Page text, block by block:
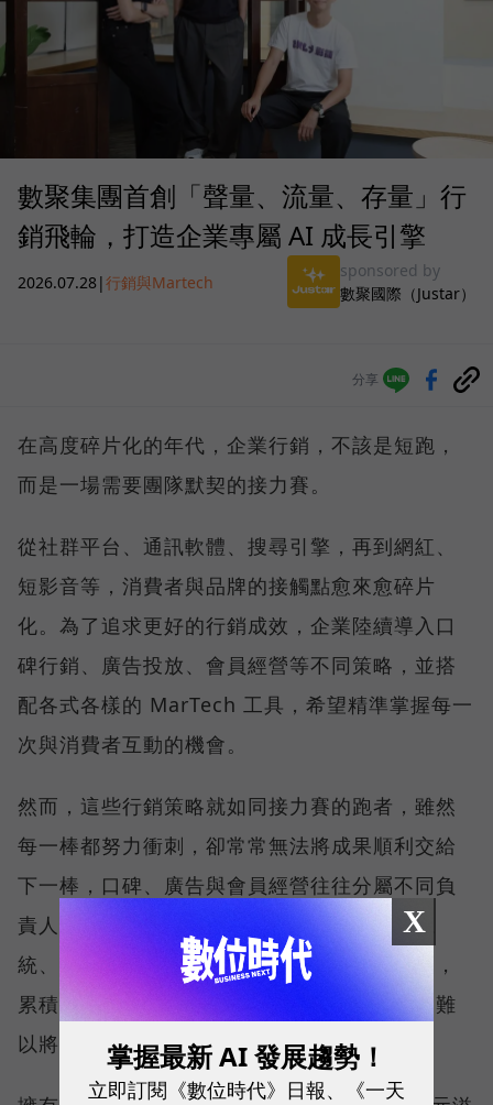
數聚集團首創「聲量、流量、存量」行
銷飛輪，打造企業專屬 AI 成長引擎
2026.07.28|行銷與Martech
sponsored by
數聚國際（Justar）
分享
在高度碎片化的年代，企業行銷，不該是短跑，
而是一場需要團隊默契的接力賽。
從社群平台、通訊軟體、搜尋引擎，再到網紅、
短影音等，消費者與品牌的接觸點愈來愈碎片
化。為了追求更好的行銷成效，企業陸續導入口
碑行銷、廣告投放、會員經營等不同策略，並搭
配各式各樣的 MarTech 工具，希望精準掌握每一
次與消費者互動的機會。
然而，這些行銷策略就如同接力賽的跑者，雖然
每一棒都努力衝刺，卻常常無法將成果順利交給
下一棒，口碑、廣告與會員經營往往分屬不同負
責人、使用不同平台，不僅數據散落在不同系
統、跨部門協作成本高昂，一旦負責人員異動，
累積多年的實戰經驗也容易隨之流失，使企業難
以將每一次投入轉化為長期成長動能。
X
掌握最新 AI 發展趨勢！
立即訂閱《數位時代》日報、《一天